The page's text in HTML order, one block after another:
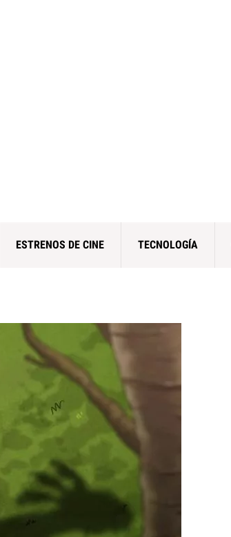
ESTRENOS DE CINE TECNOLOGÍA